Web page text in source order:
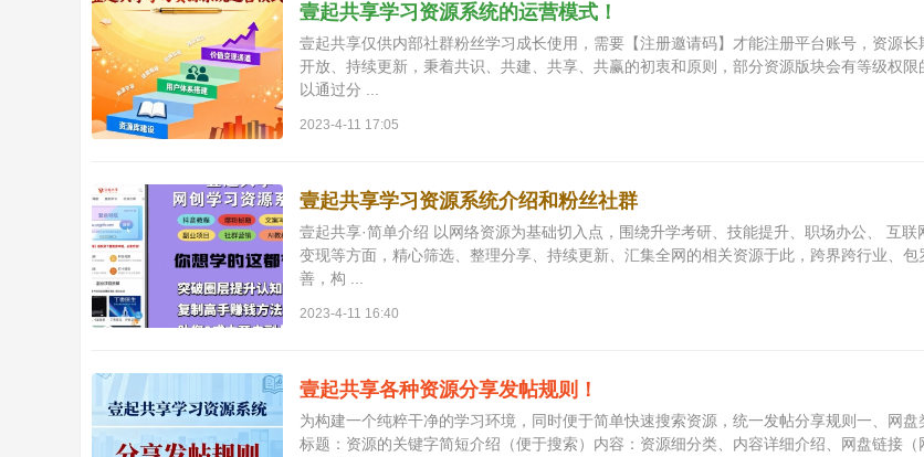
共
享
壹起共享学习资源系统的运营模式！
壹起共享仅供内部社群粉丝学习成长使用，需要【注册邀请码】才能注册平台账号，资源长
开放、持续更新，秉着共识、共建、共享、共赢的初衷和原则，部分资源版块会有等级权限
以通过分 ...
2023-4-11 17:05
壹起共享学习资源系统介绍和粉丝社群
壹起共享·简单介绍 以网络资源为基础切入点，围绕升学考研、技能提升、职场办公、 互联
变现等方面，精心筛选、整理分享、持续更新、汇集全网的相关资源于此，跨界跨行业、包
善，构 ...
2023-4-11 16:40
壹起共享各种资源分享发帖规则！
为构建一个纯粹干净的学习环境，同时便于简单快速搜索资源，统一发帖分享规则一、网盘
标题：资源的关键字简短介绍（便于搜索）内容：资源细分类、内容详细介绍、网盘链接（